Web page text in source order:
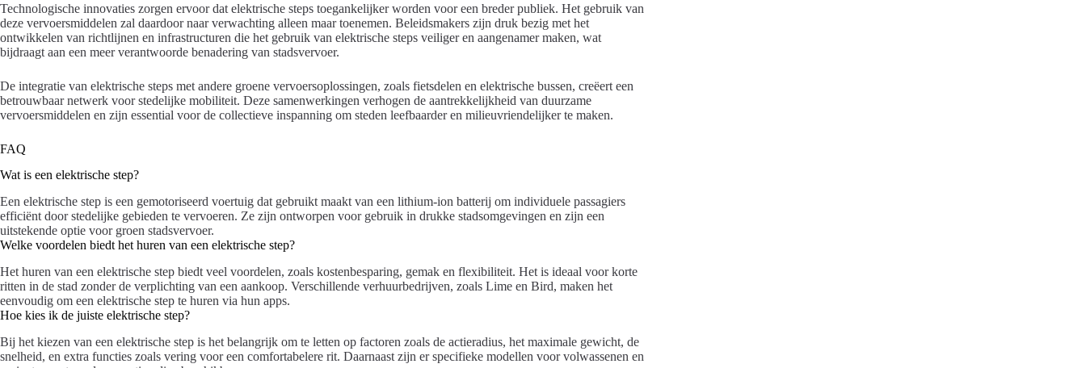
Technologische innovaties zorgen ervoor dat elektrische steps toegankelijker worden voor een breder publiek. Het gebruik van
deze vervoersmiddelen zal daardoor naar verwachting alleen maar toenemen. Beleidsmakers zijn druk bezig met het
ontwikkelen van richtlijnen en infrastructuren die het gebruik van elektrische steps veiliger en aangenamer maken, wat
bijdraagt aan een meer verantwoorde benadering van stadsvervoer.
De integratie van elektrische steps met andere groene vervoersoplossingen, zoals fietsdelen en elektrische bussen, creëert een
betrouwbaar netwerk voor stedelijke mobiliteit. Deze samenwerkingen verhogen de aantrekkelijkheid van duurzame
vervoersmiddelen en zijn essential voor de collectieve inspanning om steden leefbaarder en milieuvriendelijker te maken.
FAQ
Wat is een elektrische step?
Een elektrische step is een gemotoriseerd voertuig dat gebruikt maakt van een lithium-ion batterij om individuele passagiers
efficiënt door stedelijke gebieden te vervoeren. Ze zijn ontworpen voor gebruik in drukke stadsomgevingen en zijn een
uitstekende optie voor groen stadsvervoer.
Welke voordelen biedt het huren van een elektrische step?
Het huren van een elektrische step biedt veel voordelen, zoals kostenbesparing, gemak en flexibiliteit. Het is ideaal voor korte
ritten in de stad zonder de verplichting van een aankoop. Verschillende verhuurbedrijven, zoals Lime en Bird, maken het
eenvoudig om een elektrische step te huren via hun apps.
Hoe kies ik de juiste elektrische step?
Bij het kiezen van een elektrische step is het belangrijk om te letten op factoren zoals de actieradius, het maximale gewicht, de
snelheid, en extra functies zoals vering voor een comfortabelere rit. Daarnaast zijn er specifieke modellen voor volwassenen en